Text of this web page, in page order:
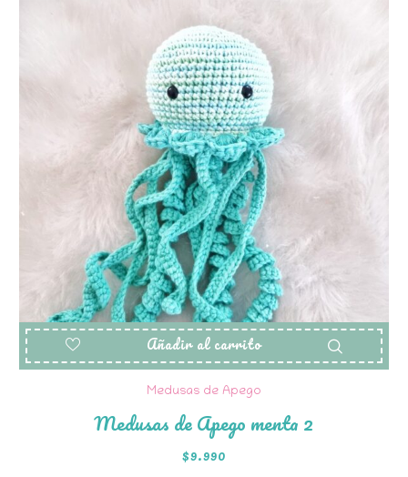
Añadir al carrito
Medusas de Apego
Medusas de Apego menta 2
$9.990